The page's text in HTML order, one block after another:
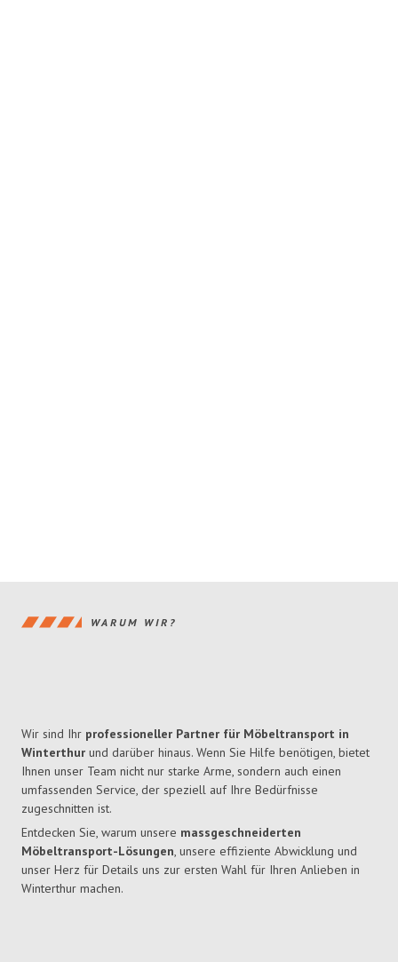
WARUM WIR?
Wir sind Ihr professioneller Partner für Möbeltransport in
Winterthur und darüber hinaus. Wenn Sie Hilfe benötigen, bietet
Ihnen unser Team nicht nur starke Arme, sondern auch einen
umfassenden Service, der speziell auf Ihre Bedürfnisse
zugeschnitten ist.
Entdecken Sie, warum unsere massgeschneiderten
Möbeltransport-Lösungen, unsere effiziente Abwicklung und
unser Herz für Details uns zur ersten Wahl für Ihren Anlieben in
Winterthur machen.